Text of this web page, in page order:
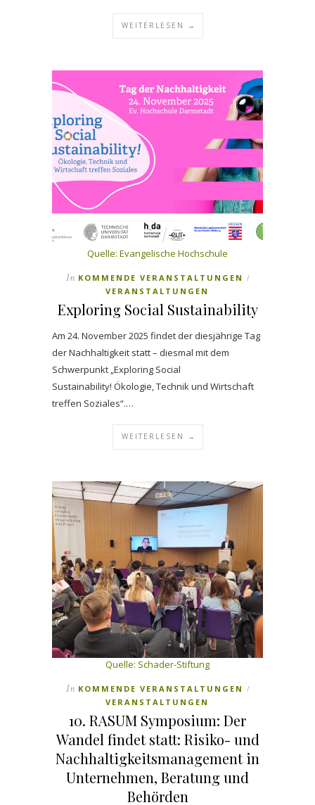
WEITERLESEN →
Quelle: Evangelische Hochschule
In KOMMENDE VERANSTALTUNGEN /
VERANSTALTUNGEN
Exploring Social Sustainability
Am 24. November 2025 findet der diesjährige Tag
der Nachhaltigkeit statt – diesmal mit dem
Schwerpunkt „Exploring Social
Sustainability! Ökologie, Technik und Wirtschaft
treffen Soziales“.…
WEITERLESEN →
Quelle: Schader-Stiftung
In KOMMENDE VERANSTALTUNGEN /
VERANSTALTUNGEN
10. RASUM Symposium: Der
Wandel findet statt: Risiko- und
Nachhaltigkeitsmanagement in
Unternehmen, Beratung und
Behörden